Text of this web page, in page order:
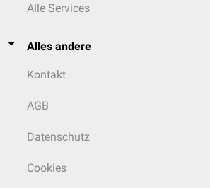
Alle Services
Alles andere
Kontakt
AGB
Datenschutz
Cookies